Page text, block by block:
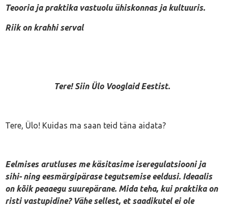
Teooria ja praktika vastuolu ühiskonnas ja kultuuris.
Riik on krahhi serval
Tere! Siin Ülo Vooglaid Eestist.
Tere, Ülo! Kuidas ma saan teid täna aidata?
Eelmises arutluses me käsitasime iseregulatsiooni ja
sihi- ning eesmärgipärase tegutsemise eeldusi. Ideaalis
on kõik peaaegu suurepärane. Mida teha, kui praktika on
risti vastupidine? Vähe sellest, et saadikutel ei ole